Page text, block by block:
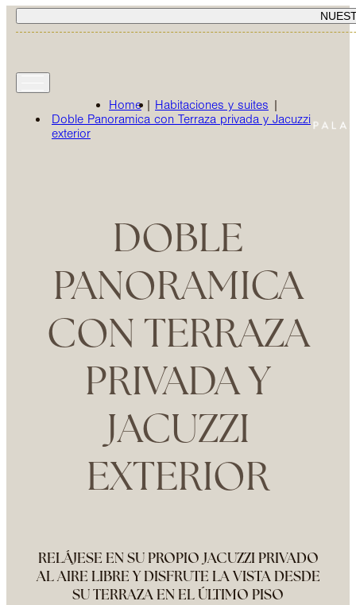
Home| Habitaciones y suites |
Doble Panoramica con Terraza privada y Jacuzzi
exterior
DOBLE
PANORAMICA
CON TERRAZA
PRIVADA Y
JACUZZI
EXTERIOR
RELÁJESE EN SU PROPIO JACUZZI PRIVADO
AL AIRE LIBRE Y DISFRUTE LA VISTA DESDE
SU TERRAZA EN EL ÚLTIMO PISO